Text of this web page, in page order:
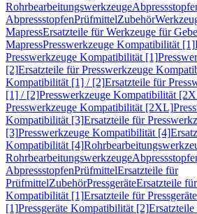
Rohrbearbeitungswerkzeuge
AbpressstopfenPrüfmittelZubehör
MapressErsatzteile für Werkzeuge für
MapressPresswerkzeuge Kompatibilität [1]
Presswerkzeuge Kompatibilität [1]
[2]Ersatzteile für Presswerkzeuge
Kompatibilität [1] / [2]Ersatzteile für
[1] / [2]Presswerkzeuge Kompatibilität
Presswerkzeuge Kompatibilität [2XL]
Kompatibilität [3]Ersatzteile für
[3]Presswerkzeuge Kompatibilität [4]
Kompatibilität [4]
Rohrbearbeitungswerkzeuge
AbpressstopfenPrüfmittelErsatzteile für
PrüfmittelZubehörPressgeräteErsatzteile
Kompatibilität [1]Ersatzteile für
[1]Pressgeräte Kompatibilität [2]Ersatzteile